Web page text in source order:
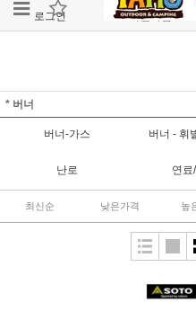
로그인 회원가입
* 버너
버너-가스 버너 - 휘
난로 연료
최신순 낮은가격 높